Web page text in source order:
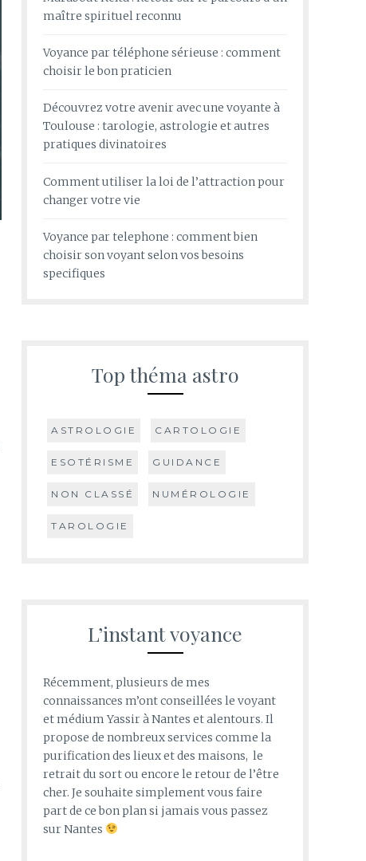
maître spirituel reconnu
Voyance par téléphone sérieuse : comment
choisir le bon praticien
Découvrez votre avenir avec une voyante à
Toulouse : tarologie, astrologie et autres
pratiques divinatoires
Comment utiliser la loi de l’attraction pour
changer votre vie
Voyance par telephone : comment bien
choisir son voyant selon vos besoins
specifiques
Top théma astro
ASTROLOGIE CARTOLOGIE
ESOTÉRISME GUIDANCE
NON CLASSÉ NUMÉROLOGIE
TAROLOGIE
L’instant voyance
Récemment, plusieurs de mes
connaissances m’ont conseillées le voyant
et médium Yassir à Nantes et alentours. Il
propose de nombreux services comme la
purification des lieux et des maisons, le
retrait du sort ou encore le retour de l’être
cher. Je souhaite simplement vous faire
part de ce bon plan si jamais vous passez
sur Nantes